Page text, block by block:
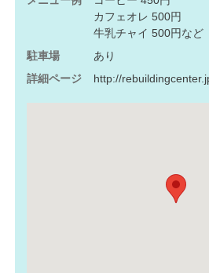
カフェオレ 500円
牛乳チャイ 500円など
駐車場
あり
詳細ページ
http://